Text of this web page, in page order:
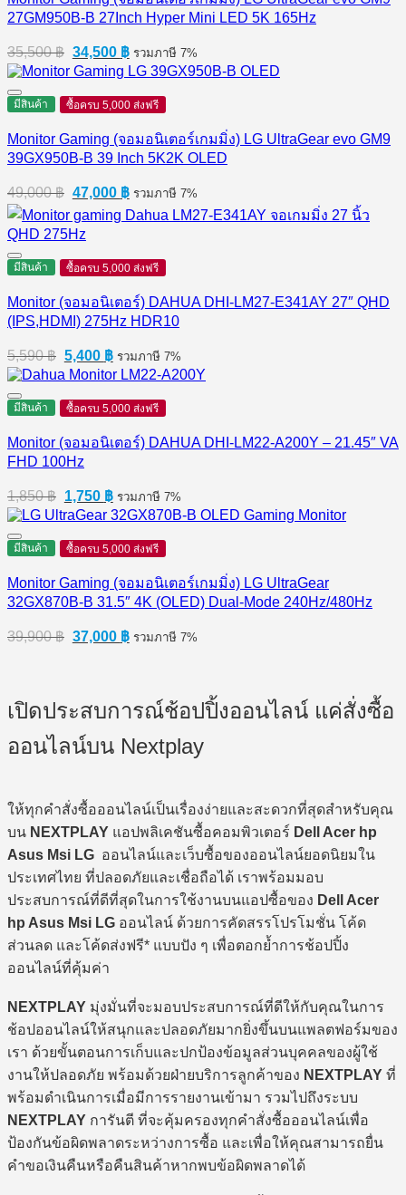
27GM950B-B 27Inch Hyper Mini LED 5K 165Hz
35,500฿ Original
price
was:
35,500 ฿.
34,500 ฿Current
price
is:
34,500 ฿.
รวมภาษี 7%
มีสินค้า ซื้อครบ 5,000 ส่งฟรี
Monitor Gaming (จอมอนิเตอร์เกมมิ่ง) LG UltraGear evo GM9
39GX950B-B 39 Inch 5K2K OLED
49,000฿ Original
price
was:
49,000 ฿.
47,000 ฿Current
price
is:
รวมภาษี 7%
มีสินค้า ซื้อครบ 5,000 ส่งฟรี
Monitor (จอมอนิเตอร์) DAHUA DHI-LM27-E341AY 27″ QHD
(IPS,HDMI) 275Hz HDR10
5,590฿ Original
price
was:
5,590 ฿.
5,400 ฿Current
price
is:
5,400 ฿.
รวมภาษี 7%
มีสินค้า ซื้อครบ 5,000 ส่งฟรี
Monitor (จอมอนิเตอร์) DAHUA DHI-LM22-A200Y – 21.45″ VA
FHD 100Hz
1,850฿ Original
price
was:
1,850 ฿.
1,750 ฿Current
price
is:
1,750 ฿.
รวมภาษี 7%
มีสินค้า ซื้อครบ 5,000 ส่งฟรี
Monitor Gaming (จอมอนิเตอร์เกมมิ่ง) LG UltraGear
32GX870B-B 31.5″ 4K (OLED) Dual-Mode 240Hz/480Hz
39,900฿ Original
price
37,000 ฿Current
price
รวมภาษี 7%
เปิดประสบการณ์ช้อปปิ้งออนไลน์ แค่สั่งซื้อ
ออนไลน์บน Nextplay
ให้ทุกคำสั่งซื้อออนไลน์เป็นเรื่องง่ายและสะดวกที่สุดสำหรับคุณ
บน NEXTPLAY แอปพลิเคชันซื้อคอมพิวเตอร์ Dell Acer hp
Asus Msi LG ออนไลน์และเว็บซื้อของออนไลน์ยอดนิยมใน
ประเทศไทย ที่ปลอดภัยและเชื่อถือได้ เราพร้อมมอบ
ประสบการณ์ที่ดีที่สุดในการใช้งานบนแอปซื้อของ Dell Acer
hp Asus Msi LG ออนไลน์ ด้วยการคัดสรรโปรโมชั่น โค้ด
ส่วนลด และโค้ดส่งฟรี* แบบปัง ๆ เพื่อตอกย้ำการช้อปปิ้ง
ออนไลน์ที่คุ้มค่า
NEXTPLAY มุ่งมั่นที่จะมอบประสบการณ์ที่ดีให้กับคุณในการ
ช้อปออนไลน์ให้สนุกและปลอดภัยมากยิ่งขึ้นบนแพลตฟอร์มของ
เรา ด้วยขั้นตอนการเก็บและปกป้องข้อมูลส่วนบุคคลของผู้ใช้
งานให้ปลอดภัย พร้อมด้วยฝ่ายบริการลูกค้าของ NEXTPLAY ที่
พร้อมดำเนินการเมื่อมีการรายงานเข้ามา รวมไปถึงระบบ
NEXTPLAY การันตี ที่จะคุ้มครองทุกคำสั่งซื้อออนไลน์เพื่อ
ป้องกันข้อผิดพลาดระหว่างการซื้อ และเพื่อให้คุณสามารถยื่น
คำขอเงินคืนหรือคืนสินค้าหากพบข้อผิดพลาดได้